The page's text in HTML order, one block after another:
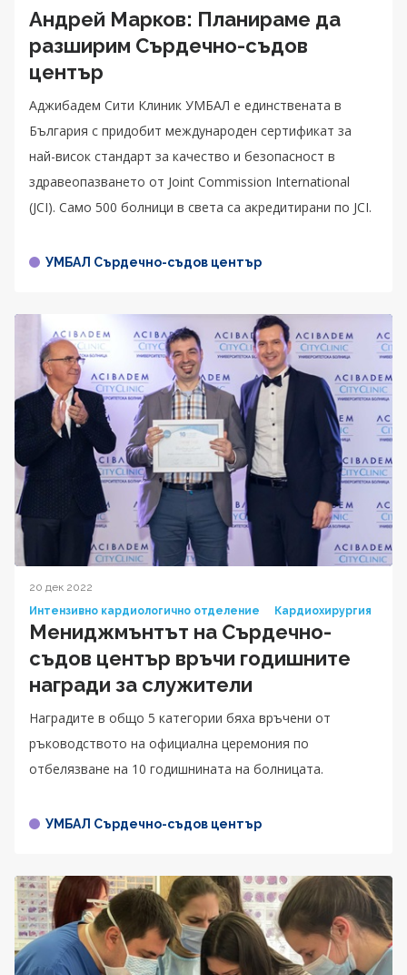
Андрей Марков: Планираме да
разширим Сърдечно-съдов
център
Аджибадем Сити Клиник УМБАЛ е единствената в
България с придобит международен сертификат за
най-висок стандарт за качество и безопасност в
здравеопазването от Joint Commission International
(JCI). Само 500 болници в света са акредитирани по JCI.
УМБАЛ Сърдечно-съдов център
20 дек 2022
Интензивно кардиологично отделение
Кардиохирургия
Мениджмънтът на Сърдечно-
съдов център връчи годишните
награди за служители
Наградите в общо 5 категории бяха връчени от
ръководството на официална церемония по
отбелязване на 10 годишнината на болницата.
УМБАЛ Сърдечно-съдов център